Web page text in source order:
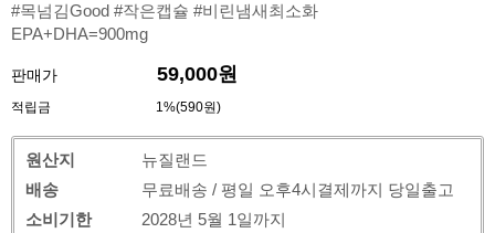
#목넘김Good #작은캡슐 #비린냄새최소화
EPA+DHA=900mg
판매가 59,000원
적립금 1%(590원)
원산지
뉴질랜드
배송
무료배송 / 평일 오후4시결제까지 당일출고
소비기한
2028년 5월 1일까지